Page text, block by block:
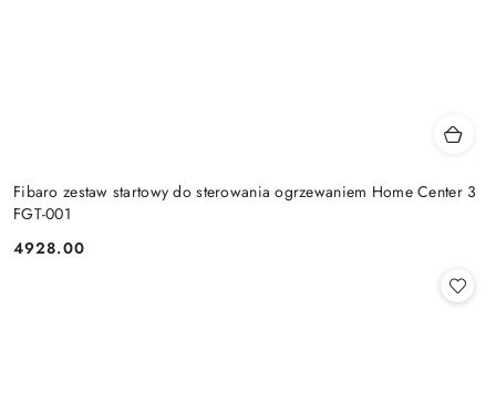
Fibaro zestaw startowy do sterowania ogrzewaniem Home Center 3
FGT-001
Cena:
4928.00